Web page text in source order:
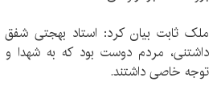
ملک ثابت بیان کرد: استاد بهجتی
داشتنی، مردم دوست بود که به شهدا و
توجه خاصی داشتند.